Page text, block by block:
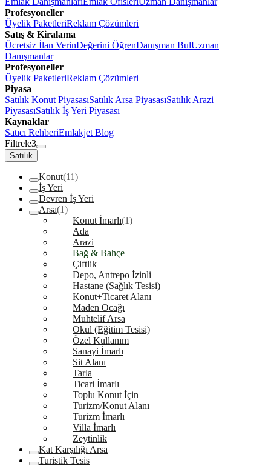
Profesyoneller
Üyelik PaketleriReklam Çözümleri
Satış & Kiralama
Ücretsiz İlan VerinDeğerini ÖğrenDanışman BulUzman
Danışmanlar
Profesyoneller
Üyelik PaketleriReklam Çözümleri
Piyasa
Satılık Konut PiyasasıSatılık Arsa PiyasasıSatılık Arazi
PiyasasıSatılık İş Yeri Piyasası
Kaynaklar
Satıcı RehberiEmlakjet Blog
Filtrele3
Satılık
Konut(11)
İş Yeri
Devren İş Yeri
Arsa(1)
Konut İmarlı(1)
Ada
Arazi
Bağ & Bahçe
Çiftlik
Depo, Antrepo İzinli
Hastane (Sağlık Tesisi)
Konut+Ticaret Alanı
Maden Ocağı
Muhtelif Arsa
Okul (Eğitim Tesisi)
Özel Kullanım
Sanayi İmarlı
Sit Alanı
Tarla
Ticari İmarlı
Toplu Konut İçin
Turizm/Konut Alanı
Turizm İmarlı
Villa İmarlı
Zeytinlik
Kat Karşılığı Arsa
Turistik Tesis